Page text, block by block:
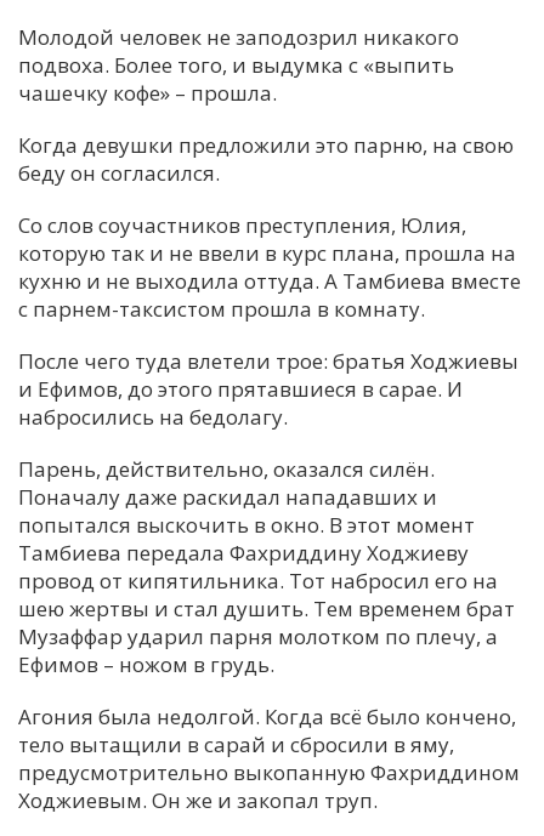
Молодой человек не заподозрил никакого
подвоха. Более того, и выдумка с «выпить
чашечку кофе» – прошла.
Когда девушки предложили это парню, на свою
беду он согласился.
Со слов соучастников преступления, Юлия,
которую так и не ввели в курс плана, прошла на
кухню и не выходила оттуда. А Тамбиева вместе
с парнем-таксистом прошла в комнату.
После чего туда влетели трое: братья Ходжиевы
и Ефимов, до этого прятавшиеся в сарае. И
набросились на бедолагу.
Парень, действительно, оказался силён.
Поначалу даже раскидал нападавших и
попытался выскочить в окно. В этот момент
Тамбиева передала Фахриддину Ходжиеву
провод от кипятильника. Тот набросил его на
шею жертвы и стал душить. Тем временем брат
Музаффар ударил парня молотком по плечу, а
Ефимов – ножом в грудь.
Агония была недолгой. Когда всё было кончено,
тело вытащили в сарай и сбросили в яму,
предусмотрительно выкопанную Фахриддином
Ходжиевым. Он же и закопал труп.